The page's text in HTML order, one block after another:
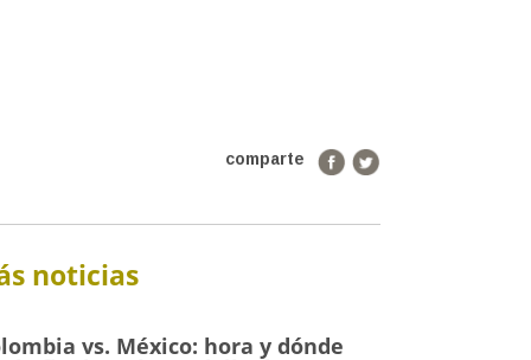
comparte
noticias
vs. México: hora y dónde